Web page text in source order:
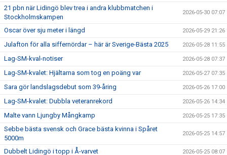
21 pbn när Lidingö blev trea i andra klubbmatchen i
Stockholmskampen
2026-05-30 07:07
Oscar över sju meter i längd 2026-05-29 21:26
Julafton för alla siffernördar – här är Sverige-Bästa 2025 2026-05-28 11:55
Lag-SM-kval-notiser 2026-05-28 07:37
Lag-SM-kvalet: Hjältarna som tog en poäng var 2026-05-27 07:35
Sara gör landslagsdebut som 39-åring 2026-05-26 17:00
Lag-SM-kvalet: Dubbla veteranrekord 2026-05-26 14:34
Malte vann Ljungby Mångkamp 2026-05-25 17:35
Sebbe bästa svensk och Grace bästa kvinna i Spåret
5000m
2026-05-25 14:57
Dubbelt Lidingö i topp i Å-varvet 2026-05-25 08:07